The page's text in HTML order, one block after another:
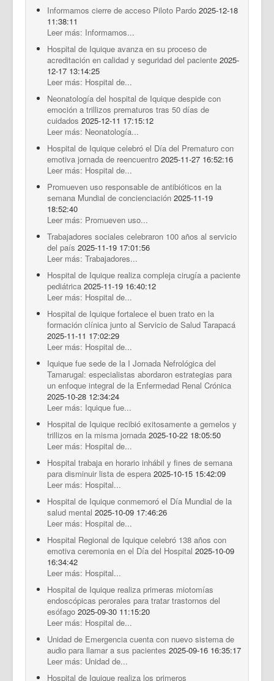
Informamos cierre de acceso Piloto Pardo 2025-12-18
11:38:11
Leer más: Informamos...
Hospital de Iquique avanza en su proceso de
acreditación en calidad y seguridad del paciente 2025-
12-17 13:14:25
Leer más: Hospital de...
Neonatología del hospital de Iquique despide con
emoción a trillizos prematuros tras 50 días de
cuidados 2025-12-11 17:15:12
Leer más: Neonatología...
Hospital de Iquique celebró el Día del Prematuro con
emotiva jornada de reencuentro 2025-11-27 16:52:16
Leer más: Hospital de...
Promueven uso responsable de antibióticos en la
semana Mundial de concienciación 2025-11-19
18:52:40
Leer más: Promueven uso...
Trabajadores sociales celebraron 100 años al servicio
del país 2025-11-19 17:01:56
Leer más: Trabajadores...
Hospital de Iquique realiza compleja cirugía a paciente
pediátrica 2025-11-19 16:40:12
Leer más: Hospital de...
Hospital de Iquique fortalece el buen trato en la
formación clínica junto al Servicio de Salud Tarapacá
2025-11-11 17:02:29
Leer más: Hospital de...
Iquique fue sede de la I Jornada Nefrológica del
Tamarugal: especialistas abordaron estrategias para
un enfoque integral de la Enfermedad Renal Crónica
2025-10-28 12:34:24
Leer más: Iquique fue...
Hospital de Iquique recibió exitosamente a gemelos y
trillizos en la misma jornada 2025-10-22 18:05:50
Leer más: Hospital de...
Hospital trabaja en horario inhábil y fines de semana
para disminuir lista de espera 2025-10-15 15:42:09
Leer más: Hospital...
Hospital de Iquique conmemoró el Día Mundial de la
salud mental 2025-10-09 17:46:26
Leer más: Hospital de...
Hospital Regional de Iquique celebró 138 años con
emotiva ceremonia en el Día del Hospital 2025-10-09
16:34:42
Leer más: Hospital...
Hospital de Iquique realiza primeras miotomías
endoscópicas perorales para tratar trastornos del
esófago 2025-09-30 11:15:20
Leer más: Hospital de...
Unidad de Emergencia cuenta con nuevo sistema de
audio para llamar a sus pacientes 2025-09-16 16:35:17
Leer más: Unidad de...
Hospital de Iquique realiza los primeros